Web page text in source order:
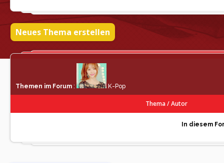
Neues Thema erstellen
Themen im Forum : K-Pop
Thema/Autor
In diesem